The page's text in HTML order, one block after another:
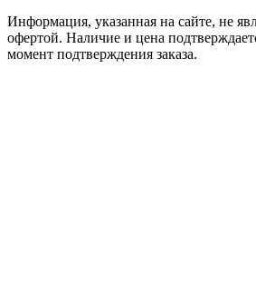
Информация, указанная на сайте, не
офертой. Наличие и цена
момент подтверждения заказа.